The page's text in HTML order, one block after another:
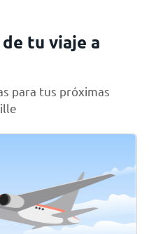
tu viaje a
para tus próximas